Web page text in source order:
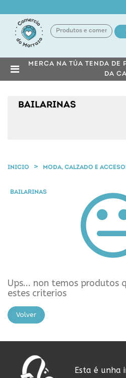
MERCA NA TÚA TENDA DE
DA
BAILARINAS
INICIO MODA, CALZADO E
BAILARINAS
Ups... non temos produtos
estes criterios
Volver
Esta é unha